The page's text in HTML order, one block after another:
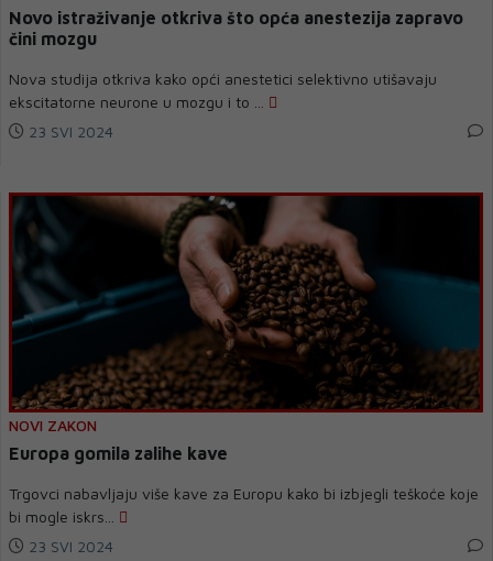
Novo istraživanje otkriva što opća anestezija zapravo
čini mozgu
Nova studija otkriva kako opći anestetici selektivno utišavaju
ekscitatorne neurone u mozgu i to ...
23 SVI 2024
NOVI ZAKON
Europa gomila zalihe kave
Trgovci nabavljaju više kave za Europu kako bi izbjegli teškoće koje
bi mogle iskrs...
23 SVI 2024